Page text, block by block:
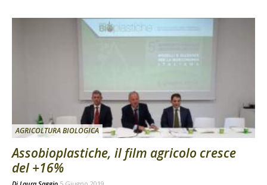
AGRICOLTURA BIOLOGICA
Assobioplastiche, il film agricolo cresce
del +16%